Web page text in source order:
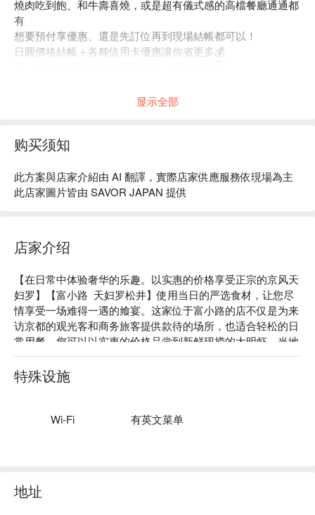
燒肉吃到飽、和牛壽喜燒，或是超有儀式感的高檔餐廳通通都
有
想要預付享優惠、還是先訂位再到現場結帳都可以！
日圓價格結帳＋各種信用卡優惠讓你省更多💰
显示全部
购买须知
此方案與店家介紹由 AI 翻譯，實際店家供應服務依現場為主
此店家圖片皆由 SAVOR JAPAN 提供
店家介绍
【在日常中体验奢华的乐趣。以实惠的价格享受正宗的京风天
妇罗】【富小路  天妇罗松井】使用当日的严选食材，让您尽
情享受一场难得一遇的飨宴。这家位于富小路的店不仅是为来
访京都的观光客和商务旅客提供款待的场所，也适合轻松的日
常用餐。您可以以实惠的价格品尝到新鲜现捞的大明虾、当地
的新鲜蔬菜和鲜鱼等当季美食用心烹制而成的正宗京都风格天
妇罗。以宽敞的吧台为中心的舒适的店内空间。厨师展现熟练
的手艺也是一大看点。即使是独自用餐也绝对不会感到无聊。
餐。不论是犒赏自己，还是与重要的人一同用餐，都能在日常
特殊设施
Wi-Fi 有英文菜单
地址